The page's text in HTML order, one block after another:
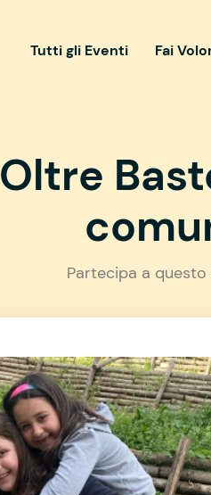
Tutti gli Eventi Fai
Oltre
Partecipa a